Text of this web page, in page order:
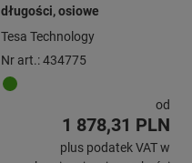
długości, osiowe
Tesa Technology
Nr art.: 434775
od
1 878,31 PLN
plus podatek VAT w